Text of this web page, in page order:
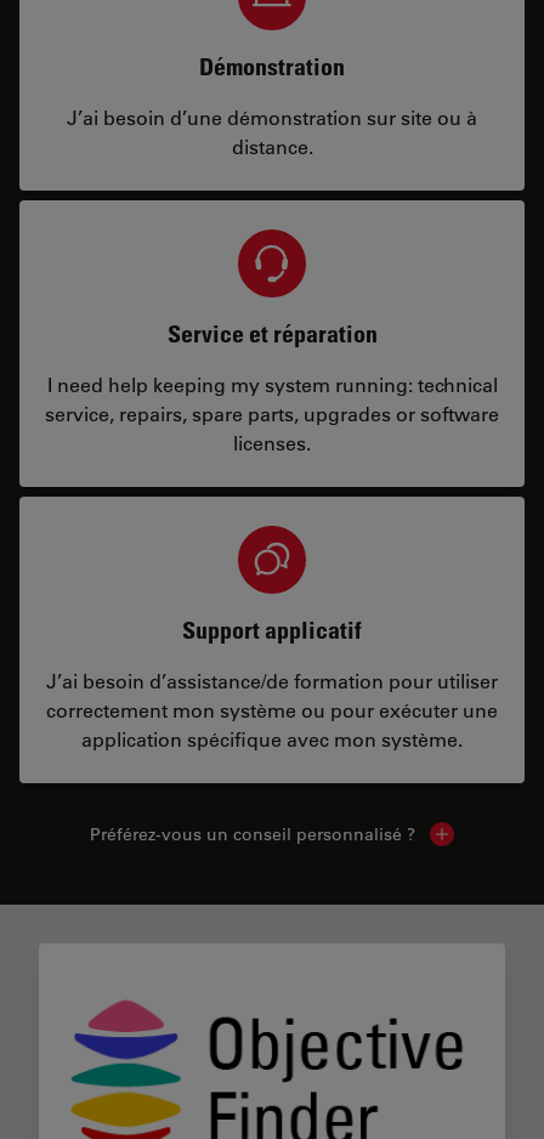
Démonstration
J’ai besoin d’une démonstration sur site ou à
distance.
Service et réparation
I need help keeping my system running: technical
service, repairs, spare parts, upgrades or software
licenses.
Support applicatif
J’ai besoin d’assistance/de formation pour utiliser
correctement mon système ou pour exécuter une
application spécifique avec mon système.
Préférez-vous un conseil personnalisé ? Show local